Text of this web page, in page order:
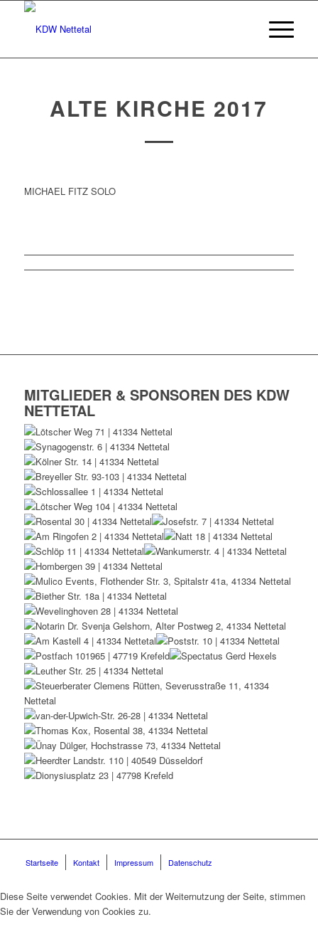
ALTE KIRCHE 2017
MICHAEL FITZ SOLO
MITGLIEDER & SPONSOREN DES KDW
NETTETAL
Startseite Kontakt Impressum Datenschutz
Diese Seite verwendet Cookies. Mit der Weiternutzung der Seite, stimmen
Sie der Verwendung von Cookies zu.